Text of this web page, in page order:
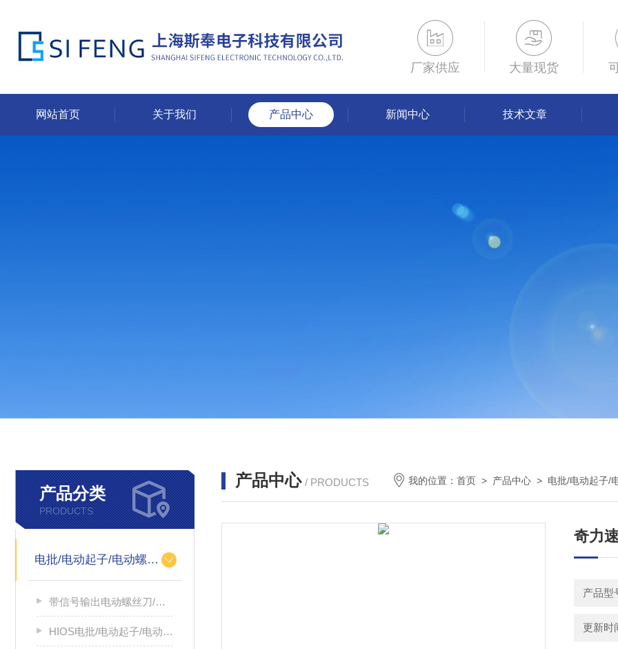
厂家供应 大量现货
网站首页 关于我们 产品中心 新闻中心 技术文章
产品分类
PRODUCTS
电批/电动起子/电动螺丝刀
带信号输出电动螺丝刀/带信号输出电源
HIOS电批/电动起子/电动螺丝刀
产品中心 / PRODUCTS 我的位置：首页 > 产品中心 > 电批/电动起子/
奇力
产品型
更新时